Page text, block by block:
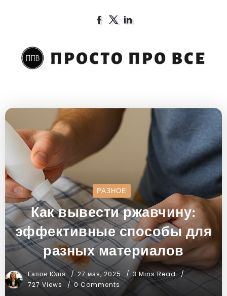
РАЗНОЕ
Как вывести ржавчину:
эффективные способы для
разных материалов
Гапон Юлія 27 мая, 2025
3 Mins Read
727 Views
0 Comments